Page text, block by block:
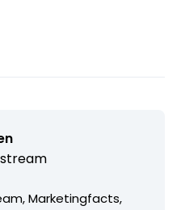
Marketingfacts,